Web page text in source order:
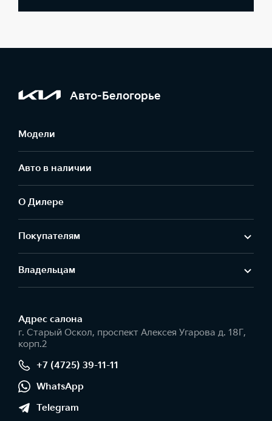
Авто-Белогорье
Модели
Авто в наличии
О Дилере
Покупателям
Владельцам
Адрес салонa
г. Старый Оскол, проспект Алексея Угарова д. 18Г,
корп.2
+7 (4725) 39-11-11
WhatsApp
Telegram